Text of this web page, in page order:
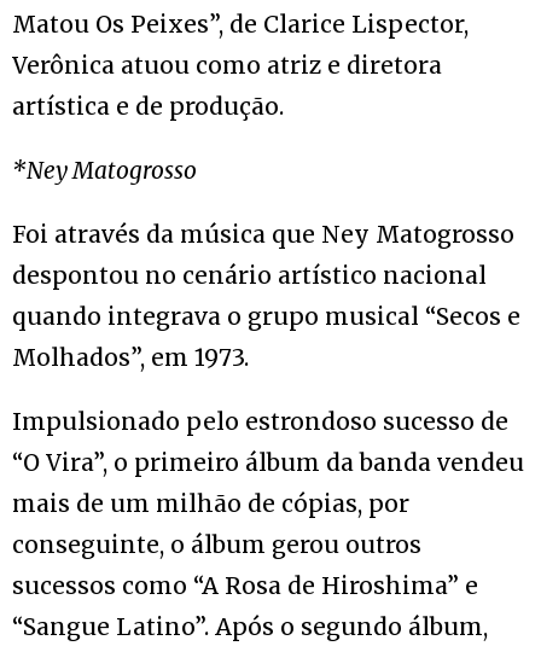
Matou Os Peixes”, de Clarice Lispector,
Verônica atuou como atriz e diretora
artística e de produção.
*Ney Matogrosso
Foi através da música que Ney Matogrosso
despontou no cenário artístico nacional
quando integrava o grupo musical “Secos e
Molhados”, em 1973.
Impulsionado pelo estrondoso sucesso de
“O Vira”, o primeiro álbum da banda vendeu
mais de um milhão de cópias, por
conseguinte, o álbum gerou outros
sucessos como “A Rosa de Hiroshima” e
“Sangue Latino”. Após o segundo álbum,